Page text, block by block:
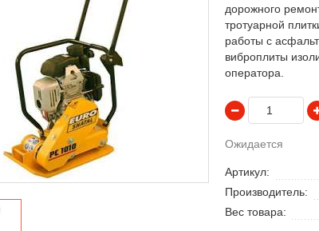
дорожного
тротуарной
работы с
виброплиты
оператора.
Ожидается
Артикул:
Производитель:
Вес товара: